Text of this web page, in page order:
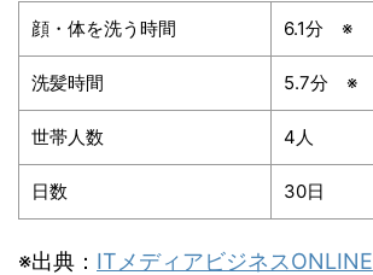
顔・体を洗う時間 6.1分 ※
洗髪時間 5.7分 ※
世帯人数 4人
日数 30日
※出典： ITメディアビジネスONLINE